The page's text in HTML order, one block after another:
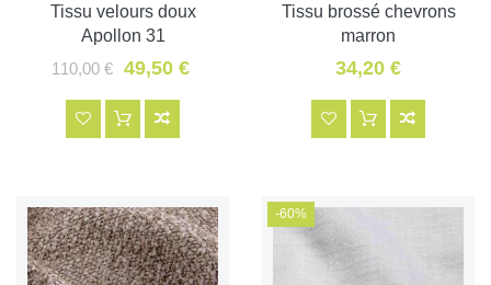
Tissu velours doux
Apollon 31
110,00 €
49,50 €
Tissu brossé chevrons
marron
34,20 €
-60%